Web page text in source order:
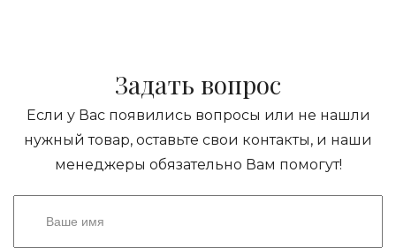
Задать вопрос
Если у Вас появились вопросы или не нашли
нужный товар, оставьте свои контакты, и наши
менеджеры обязательно Вам помогут!